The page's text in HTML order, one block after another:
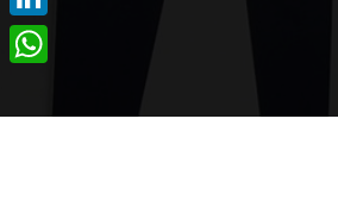
LinkedIn